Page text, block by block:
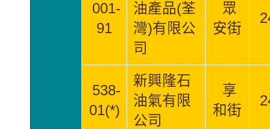
001-
91
油產品(荃
灣)有限公
司
眾
安街
538-
01(*)
新興隆石
油氣有限
公司
享
和街